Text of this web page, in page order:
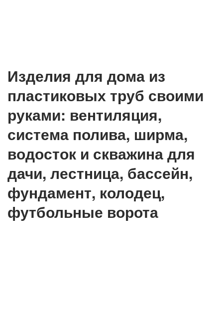
Изделия для дома из
пластиковых труб своими
руками: вентиляция,
система полива, ширма,
водосток и скважина для
дачи, лестница, бассейн,
фундамент, колодец,
футбольные ворота